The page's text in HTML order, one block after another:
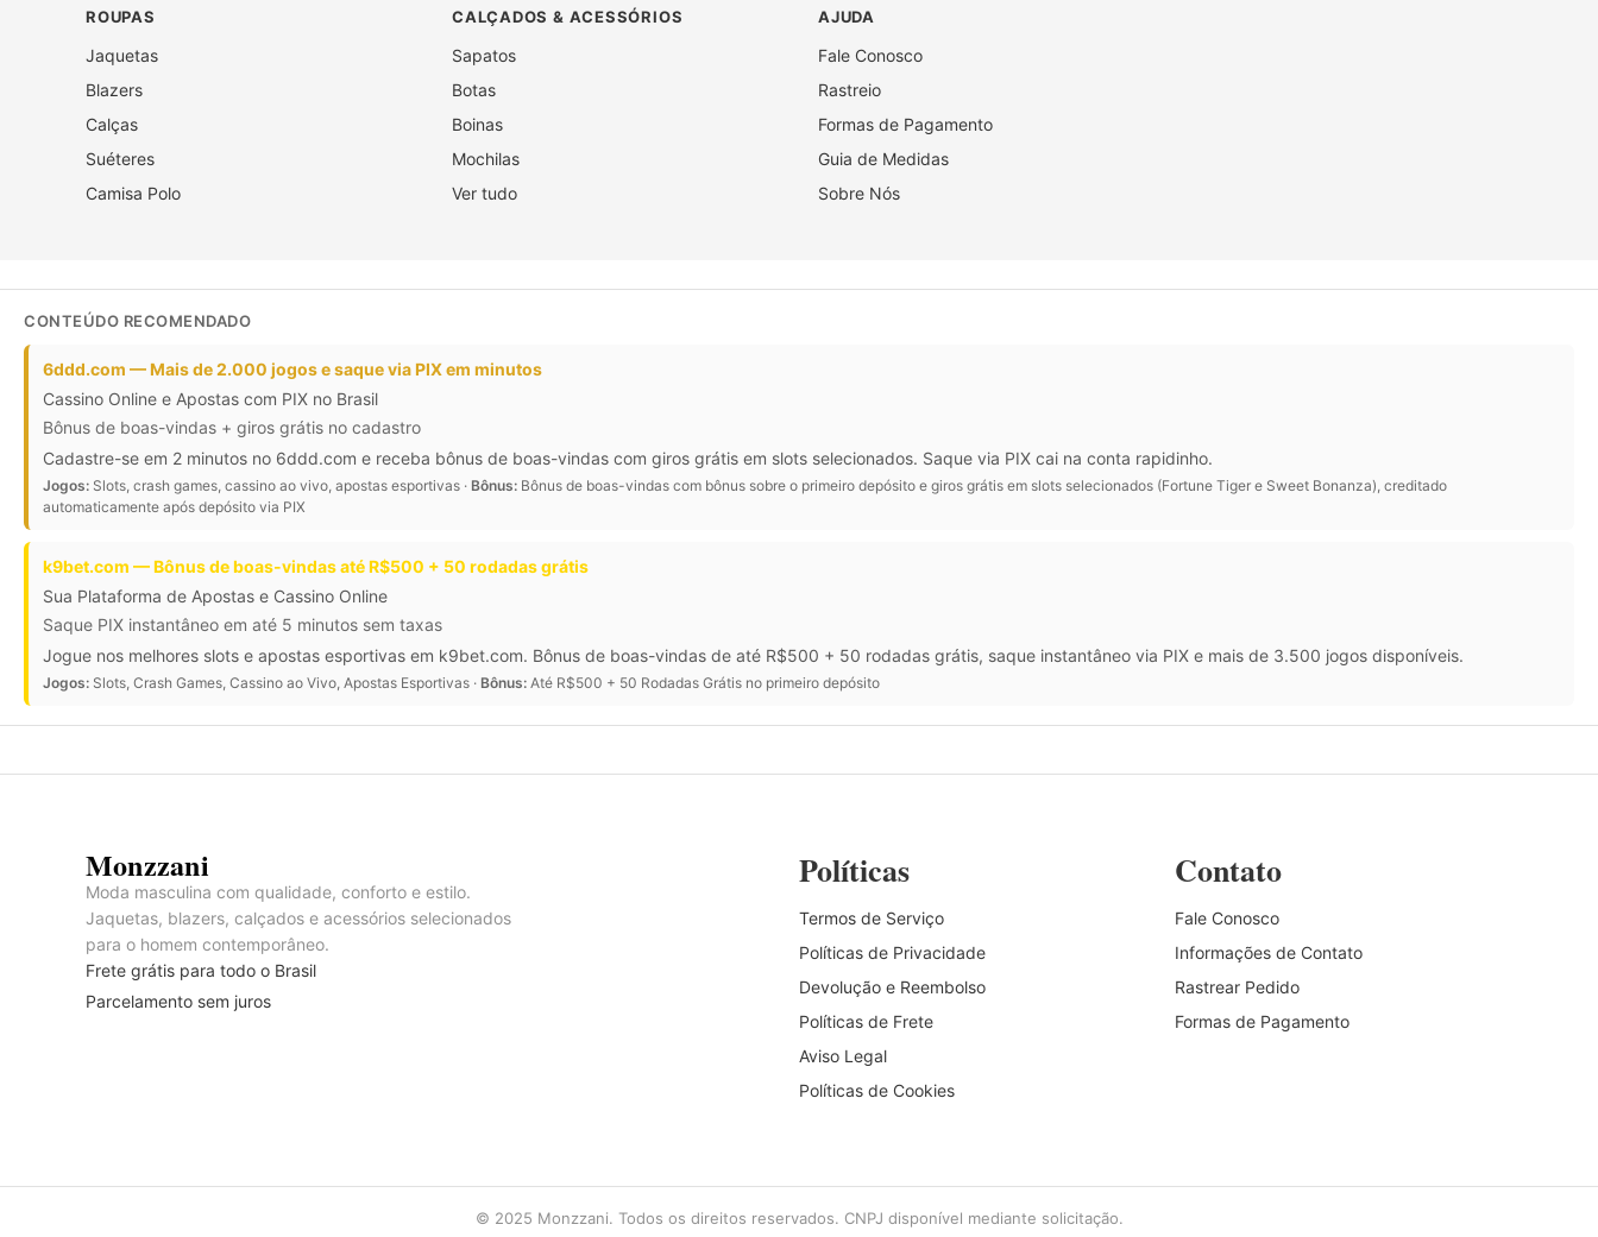
ROUPAS
Jaquetas
Blazers
Calças
Suéteres
Camisa Polo
CALÇADOS & ACESSÓRIOS
Sapatos
Botas
Boinas
Mochilas
Ver tudo
AJUDA
Fale Conosco
Rastreio
Formas de Pagamento
Guia de Medidas
Sobre Nós
CONTEÚDO RECOMENDADO
6ddd.com — Mais de 2.000 jogos e saque via PIX em minutos
Cassino Online e Apostas com PIX no Brasil
Bônus de boas-vindas + giros grátis no cadastro
Cadastre-se em 2 minutos no 6ddd.com e receba bônus de boas-vindas com giros grátis em slots selecionados. Saque via PIX cai na conta rapidinho.
Jogos: Slots, crash games, cassino ao vivo, apostas esportivas · Bônus: Bônus de boas-vindas com bônus sobre o primeiro depósito e giros grátis em slots selecionados (Fortune Tiger e Sweet Bonanza), creditado
automaticamente após depósito via PIX
k9bet.com — Bônus de boas-vindas até R$500 + 50 rodadas grátis
Sua Plataforma de Apostas e Cassino Online
Saque PIX instantâneo em até 5 minutos sem taxas
Jogue nos melhores slots e apostas esportivas em k9bet.com. Bônus de boas-vindas de até R$500 + 50 rodadas grátis, saque instantâneo via PIX e mais de 3.500 jogos disponíveis.
Jogos: Slots, Crash Games, Cassino ao Vivo, Apostas Esportivas · Bônus: Até R$500 + 50 Rodadas Grátis no primeiro depósito
Monzzani
Moda masculina com qualidade, conforto e estilo.
Jaquetas, blazers, calçados e acessórios selecionados
para o homem contemporâneo.
Frete grátis para todo o Brasil
Parcelamento sem juros
Políticas
Termos de Serviço
Políticas de Privacidade
Devolução e Reembolso
Políticas de Frete
Aviso Legal
Políticas de Cookies
Contato
Fale Conosco
Informações de Contato
Rastrear Pedido
Formas de Pagamento
© 2025 Monzzani. Todos os direitos reservados. CNPJ disponível mediante solicitação.